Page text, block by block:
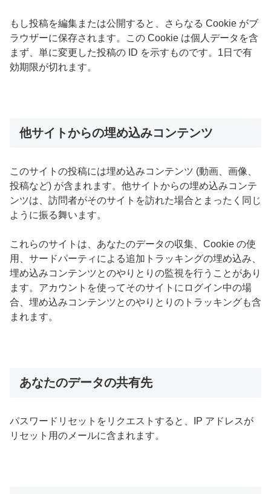
もし投稿を編集または公開すると、さらなる Cookie がブ
ラウザーに保存されます。この Cookie は個人データを含
まず、単に変更した投稿の ID を示すものです。1日で有
効期限が切れます。
他サイトからの埋め込みコンテンツ
このサイトの投稿には埋め込みコンテンツ (動画、画像、
投稿など) が含まれます。他サイトからの埋め込みコンテ
ンツは、訪問者がそのサイトを訪れた場合とまったく同じ
ように振る舞います。
これらのサイトは、あなたのデータの収集、Cookie の使
用、サードパーティによる追加トラッキングの埋め込み、
埋め込みコンテンツとのやりとりの監視を行うことがあり
ます。アカウントを使ってそのサイトにログイン中の場
合、埋め込みコンテンツとのやりとりのトラッキングも含
まれます。
あなたのデータの共有先
パスワードリセットをリクエストすると、IP アドレスが
リセット用のメールに含まれます。